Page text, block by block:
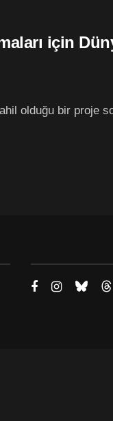
için
olduğu bir proje